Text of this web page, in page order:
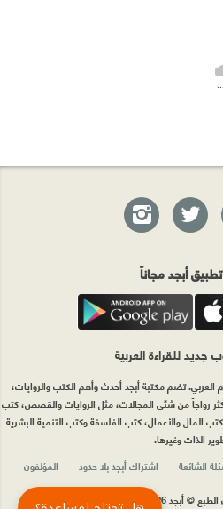
Nawal Alatawi
أبجد مجاناً
جديد للقراءة العربية
العربي. تضم مكتبة أبجد أحدث وأهم الكتب والروايات،
رواجاً من شتّى المجالات، مثل الروايات والقصص، كتب
المال والأعمال، كتب الفلسفة وكتب التنمية البشرية
الذات وغيرها.
الشائعة اشتراك أبجد بلا حدود
المؤلفون
© أبجد 2026